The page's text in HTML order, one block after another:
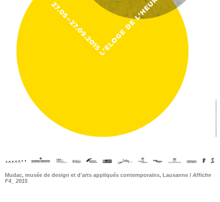
Mudac, musée de design et d'arts appliqués contemporains, Lausanne / Affiche
F4_ 2015